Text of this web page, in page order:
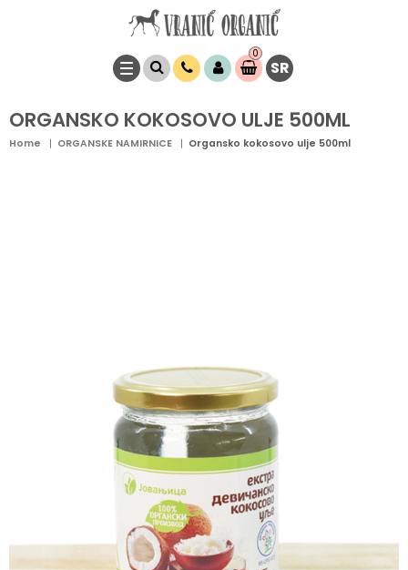
0
Stavke
0,00SR
ORGANSKO KOKOSOVO ULJE 500ML
Home ORGANSKE NAMIRNICE Organsko kokosovo ulje 500ml